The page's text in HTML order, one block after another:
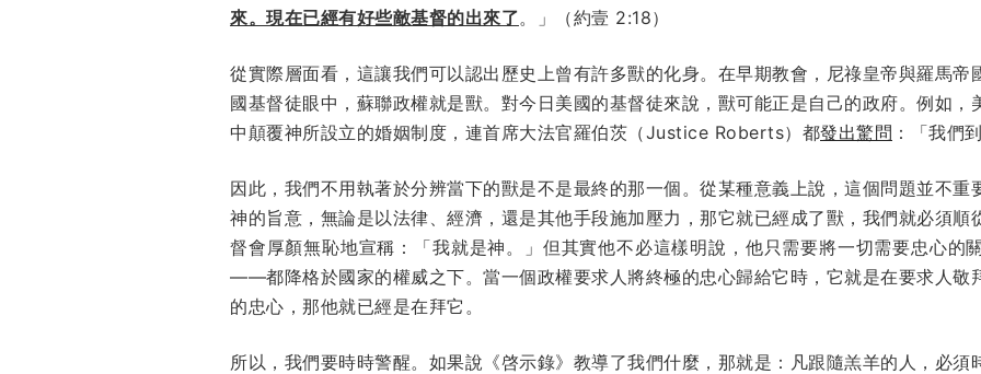
來。現在已經有好些敵基督的出來了。」（約壹 2:18）
從實際層面看，這讓我們可以認出歷史上曾有許多獸的化身。在早期教會，尼祿皇帝與羅馬帝
國基督徒眼中，蘇聯政權就是獸。對今日美國的基督徒來說，獸可能正是自己的政府。例如，
中顛覆神所設立的婚姻制度，連首席大法官羅伯茨（Justice Roberts）都發出驚問 ：「我們
因此，我們不用執著於分辨當下的獸是不是最終的那一個。從某種意義上說，這個問題並不重
神的旨意，無論是以法律、經濟，還是其他手段施加壓力，那它就已經成了獸，我們就必須順
督會厚顏無恥地宣稱：「我就是神。」但其實他不必這樣明說，他只需要將一切需要忠心
——都降格於國家的權威之下。當一個政權要求人將終極的忠心歸給它時，它就是在要求人敬
的忠心，那他就已經是在拜它。
所以，我們要時時警醒。如果說《啓示錄》教導了我們什麼，那就是：凡跟隨羔羊的人，必須